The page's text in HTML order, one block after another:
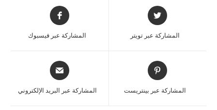
المشاركة عبر تويتر المشاركة عبر فيسبوك
المشاركة عبر بينتريست المشاركة عبر البريد الإلكتروني